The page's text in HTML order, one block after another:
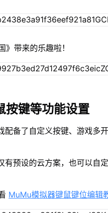
带来的乐趣啦！
按键等功能设置
备了自定义按键、游戏多
预设的云方案，也可以自
MuMu模拟器键鼠键位编辑